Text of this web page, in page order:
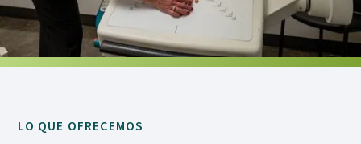
LO QUE OFRECEMOS